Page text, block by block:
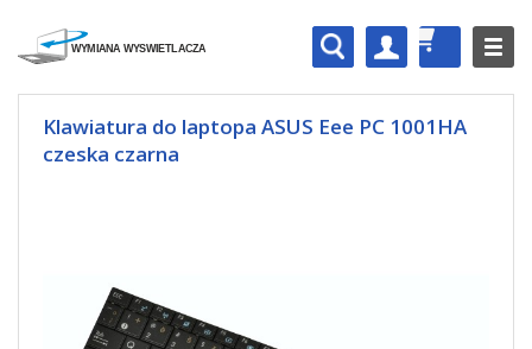
Klawiatura do laptopa ASUS Eee PC 1001HA
czeska czarna